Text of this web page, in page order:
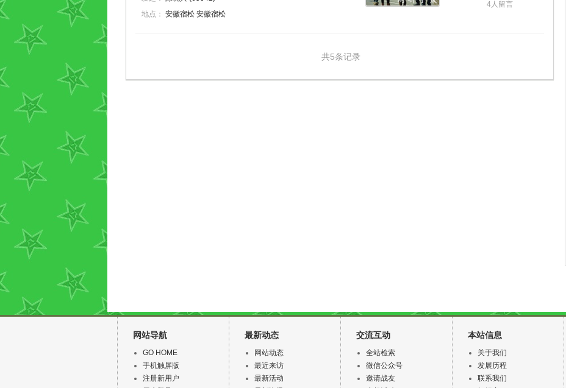
地点： 安徽宿松 安徽宿松
4人留言
共5条记录
网站导航
GO HOME
手机触屏版
注册新用户
最新动态
网站动态
最近来访
最新活动
交流互动
全站检索
微信公众号
邀请战友
本站信息
关于我们
发展历程
联系我们